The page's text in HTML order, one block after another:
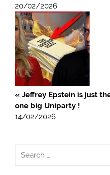
20/02/2026
« Jeffrey Epstein is just
one big Uniparty !
14/02/2026